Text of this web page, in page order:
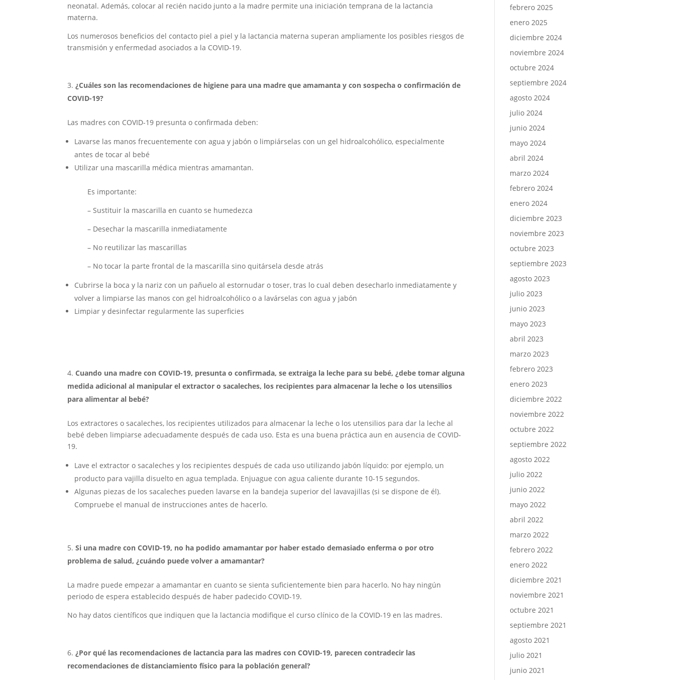
neonatal. Además, colocar al recién nacido junto a la madre permite una iniciación temprana de la lactancia
materna.
Los numerosos beneficios del contacto piel a piel y la lactancia materna superan ampliamente los posibles riesgos de
transmisión y enfermedad asociados a la COVID-19.
¿Cuáles son las recomendaciones de higiene para una madre que amamanta y con sospecha o confirmación de
COVID-19?
Las madres con COVID-19 presunta o confirmada deben:
Lavarse las manos frecuentemente con agua y jabón o limpiárselas con un gel hidroalcohólico, especialmente
antes de tocar al bebé
Utilizar una mascarilla médica mientras amamantan.
Es importante:
– Sustituir la mascarilla en cuanto se humedezca
– Desechar la mascarilla inmediatamente
– No reutilizar las mascarillas
– No tocar la parte frontal de la mascarilla sino quitársela desde atrás
Cubrirse la boca y la nariz con un pañuelo al estornudar o toser, tras lo cual deben desecharlo inmediatamente y
volver a limpiarse las manos con gel hidroalcohólico o a lavárselas con agua y jabón
Limpiar y desinfectar regularmente las superficies
Cuando una madre con COVID-19, presunta o confirmada, se extraiga la leche para su bebé, ¿debe tomar alguna
medida adicional al manipular el extractor o sacaleches, los recipientes para almacenar la leche o los utensilios
para alimentar al bebé?
Los extractores o sacaleches, los recipientes utilizados para almacenar la leche o los utensilios para dar la leche al
bebé deben limpiarse adecuadamente después de cada uso. Esta es una buena práctica aun en ausencia de COVID-
19.
Lave el extractor o sacaleches y los recipientes después de cada uso utilizando jabón líquido: por ejemplo, un
producto para vajilla disuelto en agua templada. Enjuague con agua caliente durante 10-15 segundos.
Algunas piezas de los sacaleches pueden lavarse en la bandeja superior del lavavajillas (si se dispone de él).
Compruebe el manual de instrucciones antes de hacerlo.
Si una madre con COVID-19, no ha podido amamantar por haber estado demasiado enferma o por otro
problema de salud, ¿cuándo puede volver a amamantar?
La madre puede empezar a amamantar en cuanto se sienta suficientemente bien para hacerlo. No hay ningún
periodo de espera establecido después de haber padecido COVID-19.
No hay datos científicos que indiquen que la lactancia modifique el curso clínico de la COVID-19 en las madres.
¿Por qué las recomendaciones de lactancia para las madres con COVID-19, parecen contradecir las
recomendaciones de distanciamiento físico para la población general?
febrero 2025
enero 2025
diciembre 2024
noviembre 2024
octubre 2024
septiembre 2024
agosto 2024
julio 2024
junio 2024
mayo 2024
abril 2024
marzo 2024
febrero 2024
enero 2024
diciembre 2023
noviembre 2023
octubre 2023
septiembre 2023
agosto 2023
julio 2023
junio 2023
mayo 2023
abril 2023
marzo 2023
febrero 2023
enero 2023
diciembre 2022
noviembre 2022
octubre 2022
septiembre 2022
agosto 2022
julio 2022
junio 2022
mayo 2022
abril 2022
marzo 2022
febrero 2022
enero 2022
diciembre 2021
noviembre 2021
octubre 2021
septiembre 2021
agosto 2021
julio 2021
junio 2021